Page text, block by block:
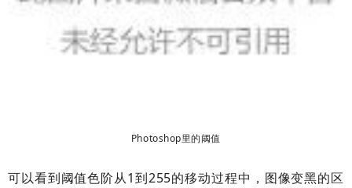
Photoshop里的阈值
可以看到阈值色阶从1到255的移动过程中，图像变黑的区